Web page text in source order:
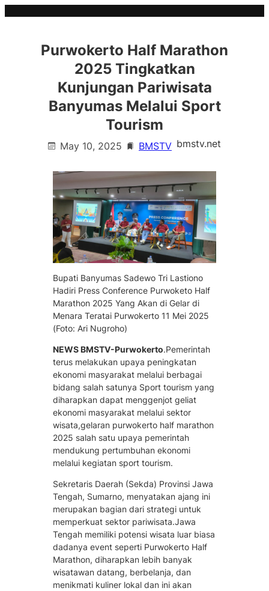
Purwokerto Half Marathon
2025 Tingkatkan
Kunjungan Pariwisata
Banyumas Melalui Sport
Tourism
May 10, 2025 BMSTV bmstv.net
Bupati Banyumas Sadewo Tri Lastiono
Hadiri Press Conference Purwoketo Half
Marathon 2025 Yang Akan di Gelar di
Menara Teratai Purwokerto 11 Mei 2025
(Foto: Ari Nugroho)
NEWS BMSTV-Purwokerto.Pemerintah
terus melakukan upaya peningkatan
ekonomi masyarakat melalui berbagai
bidang salah satunya Sport tourism yang
diharapkan dapat menggenjot geliat
ekonomi masyarakat melalui sektor
wisata,gelaran purwokerto half marathon
2025 salah satu upaya pemerintah
mendukung pertumbuhan ekonomi
melalui kegiatan sport tourism.
Sekretaris Daerah (Sekda) Provinsi Jawa
Tengah, Sumarno, menyatakan ajang ini
merupakan bagian dari strategi untuk
memperkuat sektor pariwisata.Jawa
Tengah memiliki potensi wisata luar biasa
dadanya event seperti Purwokerto Half
Marathon, diharapkan lebih banyak
wisatawan datang, berbelanja, dan
menikmati kuliner lokal dan ini akan